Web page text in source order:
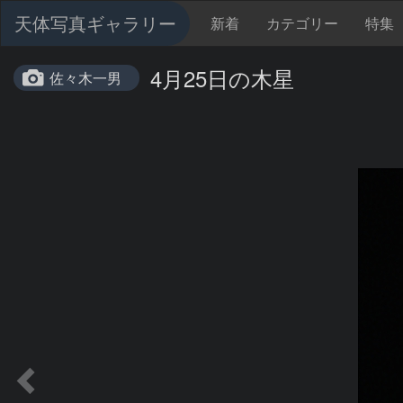
天体写真ギャラリー 新着 カテゴリー 特集
佐々木一男 4月25日の木星